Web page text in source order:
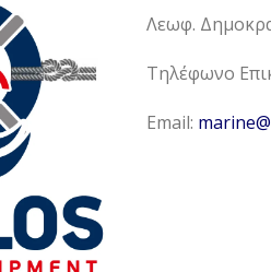
Λεωφ.
Τηλέφωνο
Email: